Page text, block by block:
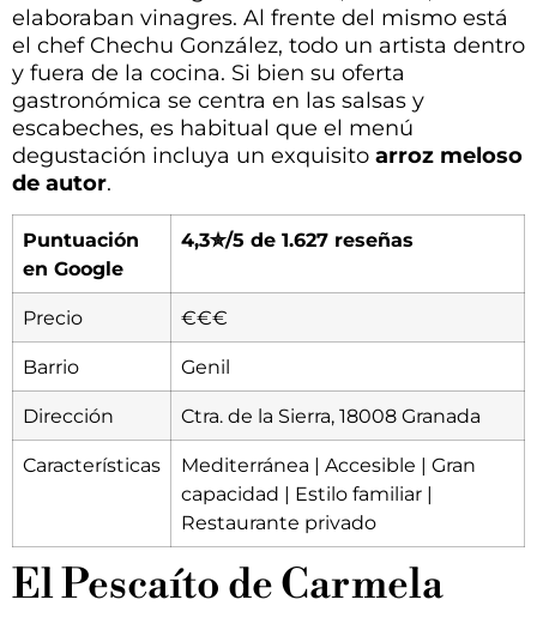
elaboraban vinagres. Al frente del mismo está
el chef Chechu González, todo un artista dentro
y fuera de la cocina. Si bien su oferta
gastronómica se centra en las salsas y
escabeches, es habitual que el menú
degustación incluya un exquisito arroz meloso
de autor.
Puntuación
en Google
4,3✮/5 de 1.627 reseñas
Precio €€€
Barrio Genil
Dirección Ctra. de la Sierra, 18008 Granada
Características
Mediterránea | Accesible | Gran
capacidad | Estilo familiar |
Restaurante privado
El Pescaíto de Carmela